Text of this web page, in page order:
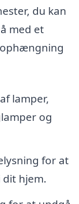
du kan
med et
lamper,
og
for at
hjem.